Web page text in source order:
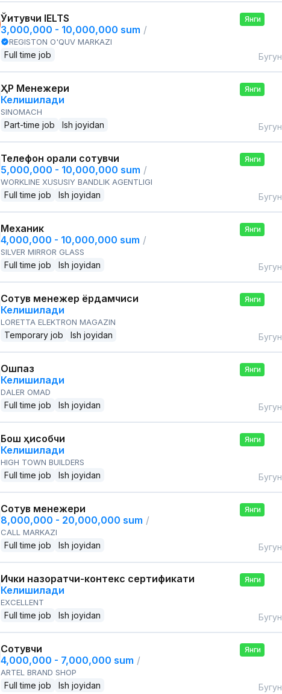
Ўқитувчи IELTS
3,000,000 - 10,000,000 sum /
REGISTON O'QUV MARKAZI
Full time job
Янги
Бугун
ҲР Менежери
Келишилади
SINOMACH
Part-time job Ish joyidan
Янги
Бугун
Телефон орқали сотувчи
5,000,000 - 10,000,000 sum /
WORKLINE XUSUSIY BANDLIK AGENTLIGI
Full time job Ish joyidan
Янги
Бугун
Механик
4,000,000 - 10,000,000 sum /
SILVER MIRROR GLASS
Full time job Ish joyidan
Янги
Бугун
Сотув менежер ёрдамчиси
Келишилади
LORETTA ELEKTRON MAGAZIN
Temporary job Ish joyidan
Янги
Бугун
Ошпаз
Келишилади
DALER OMAD
Full time job Ish joyidan
Янги
Бугун
Бош ҳисобчи
Келишилади
HIGH TOWN BUILDERS
Full time job Ish joyidan
Янги
Бугун
Сотув менежери
8,000,000 - 20,000,000 sum /
CALL MARKAZI
Full time job Ish joyidan
Янги
Бугун
Ички назоратчи-контекс сертификати
Келишилади
EXCELLENT
Full time job Ish joyidan
Янги
Бугун
Сотувчи
4,000,000 - 7,000,000 sum /
ARTEL BRAND SHOP
Full time job Ish joyidan
Янги
Бугун